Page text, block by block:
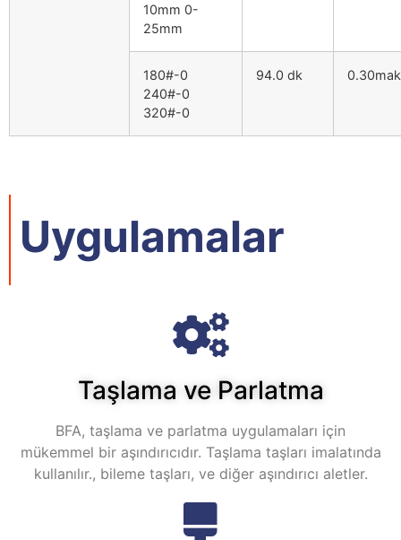
10mm 0-
25mm
180#-0
240#-0
320#-0
94.0 dk
Uygulamalar
Taşlama ve Parlatma
BFA, taşlama ve parlatma uygulamaları için
mükemmel bir aşındırıcıdır. Taşlama taşları imalatında
kullanılır., bileme taşları, ve diğer aşındırıcı aletler.